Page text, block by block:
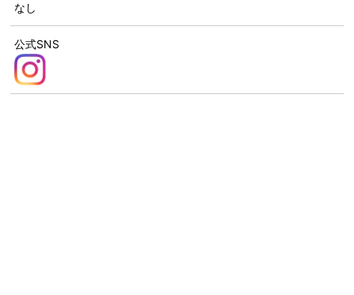
なし
公式SNS